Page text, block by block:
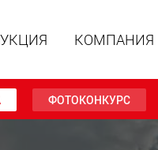
КОМПАНИЯ
ФОТОКОНКУРС